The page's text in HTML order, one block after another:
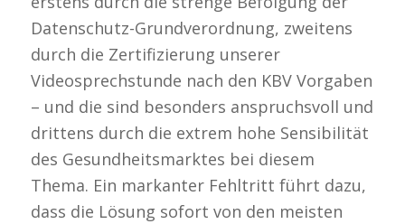
Datenschutz-Grundverordnung, zweitens
durch die Zertifizierung unserer
Videosprechstunde nach den KBV Vorgaben
– und die sind besonders anspruchsvoll und
drittens durch die extrem hohe Sensibilität
des Gesundheitsmarktes bei diesem
Thema. Ein markanter Fehltritt führt dazu,
dass die Lösung sofort von den meisten